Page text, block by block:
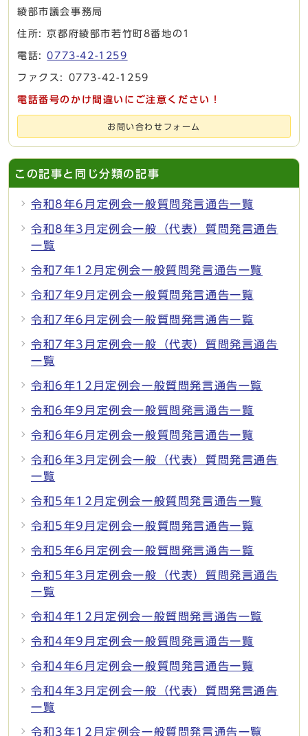
綾部市議会事務局
住所: 京都府綾部市若竹町8番地の1
電話:0773-42-1259
ファクス: 0773-42-1259
電話番号のかけ間違いにご注意ください！
お問い合わせフォーム
この記事と同じ分類の記事
令和8年6月定例会一般質問発言通告一覧
令和8年3月定例会一般（代表）質問発言通告
一覧
令和7年12月定例会一般質問発言通告一覧
令和7年9月定例会一般質問発言通告一覧
令和7年6月定例会一般質問発言通告一覧
令和7年3月定例会一般（代表）質問発言通告
一覧
令和6年12月定例会一般質問発言通告一覧
令和6年9月定例会一般質問発言通告一覧
令和6年6月定例会一般質問発言通告一覧
令和6年3月定例会一般（代表）質問発言通告
一覧
令和5年12月定例会一般質問発言通告一覧
令和5年9月定例会一般質問発言通告一覧
令和5年6月定例会一般質問発言通告一覧
令和5年3月定例会一般（代表）質問発言通告
一覧
令和4年12月定例会一般質問発言通告一覧
令和4年9月定例会一般質問発言通告一覧
令和4年6月定例会一般質問発言通告一覧
令和4年3月定例会一般（代表）質問発言通告
一覧
令和3年12月定例会一般質問発言通告一覧